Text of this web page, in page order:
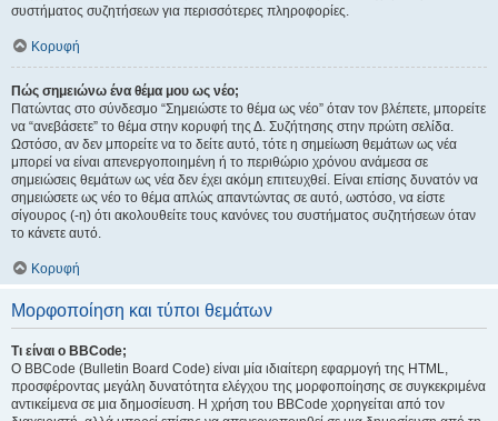
συστήματος συζητήσεων για περισσότερες πληροφορίες.
Κορυφή
Πώς σημειώνω ένα θέμα μου ως νέο;
Πατώντας στο σύνδεσμο “Σημειώστε το θέμα ως νέο” όταν τον βλέπετε, μπορείτε
να “ανεβάσετε” το θέμα στην κορυφή της Δ. Συζήτησης στην πρώτη σελίδα.
Ωστόσο, αν δεν μπορείτε να το δείτε αυτό, τότε η σημείωση θεμάτων ως νέα
μπορεί να είναι απενεργοποιημένη ή το περιθώριο χρόνου ανάμεσα σε
σημειώσεις θεμάτων ως νέα δεν έχει ακόμη επιτευχθεί. Είναι επίσης δυνατόν να
σημειώσετε ως νέο το θέμα απλώς απαντώντας σε αυτό, ωστόσο, να είστε
σίγουρος (-η) ότι ακολουθείτε τους κανόνες του συστήματος συζητήσεων όταν
το κάνετε αυτό.
Κορυφή
Μορφοποίηση και τύποι θεμάτων
Τι είναι ο BBCode;
Ο BBCode (Bulletin Board Code) είναι μία ιδιαίτερη εφαρμογή της HTML,
προσφέροντας μεγάλη δυνατότητα ελέγχου της μορφοποίησης σε συγκεκριμένα
αντικείμενα σε μια δημοσίευση. Η χρήση του BBCode χορηγείται από τον